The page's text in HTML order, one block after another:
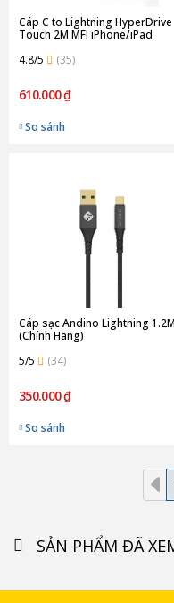
Cáp C to Lightning HyperDrive
Touch 2M MFI iPhone/iPad
4.8/5
(35)
610.000 ₫
So sánh
Cáp sạc Andino Lightning 1.2M
(Chính Hãng)
5/5
(34)
350.000 ₫
So sánh
SẢN PHẨM ĐÃ